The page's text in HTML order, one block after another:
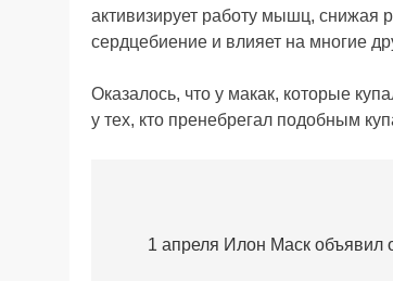
активизирует работу мышц, снижая
сердцебиение и влияет на многие
Оказалось, что у макак, которые
у тех, кто пренебрегал подобным
записів
1 апреля Илон Маск объявил